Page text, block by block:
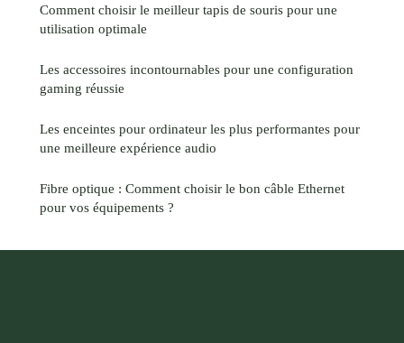
Comment choisir le meilleur tapis de souris pour une
utilisation optimale
Les accessoires incontournables pour une configuration
gaming réussie
Les enceintes pour ordinateur les plus performantes pour
une meilleure expérience audio
Fibre optique : Comment choisir le bon câble Ethernet
pour vos équipements ?